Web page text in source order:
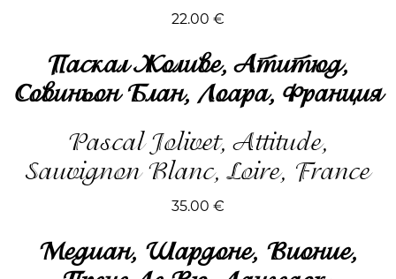
22.00 €
Паскал Жоливе, Атитюд,
Совиньон Блан, Лоара, Франция
Pascal Jolivet, Attitude,
Sauvignon Blanc, Loire, France
35.00 €
Медиан, Шардоне, Вионие,